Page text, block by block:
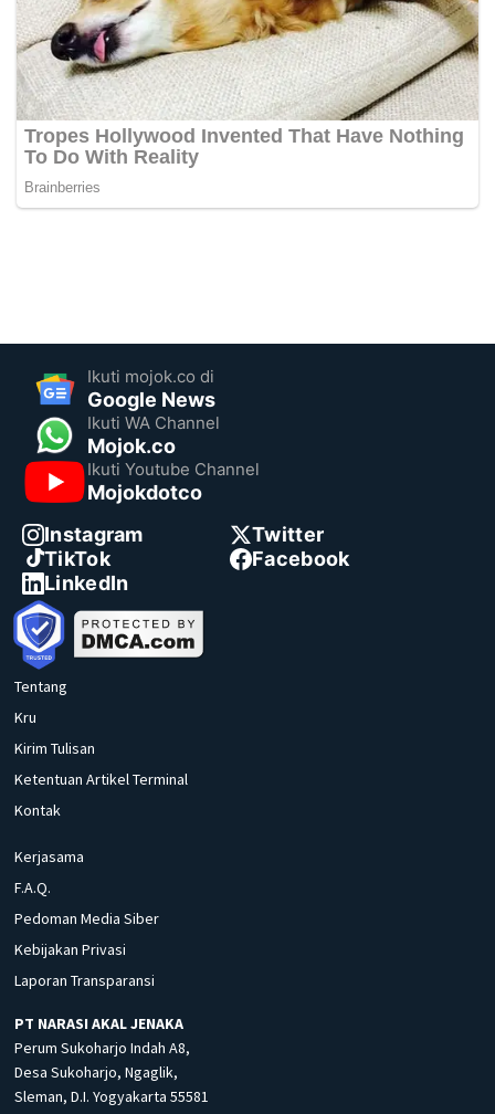
Ikuti mojok.co di
Google News
Ikuti WA Channel
Mojok.co
Ikuti Youtube Channel
Mojokdotco
Instagram
Twitter
TikTok
Facebook
LinkedIn
Tentang
Kru
Kirim Tulisan
Ketentuan Artikel Terminal
Kontak
Kerjasama
F.A.Q.
Pedoman Media Siber
Kebijakan Privasi
Laporan Transparansi
PT NARASI AKAL JENAKA
Perum Sukoharjo Indah A8,
Desa Sukoharjo, Ngaglik,
Sleman, D.I. Yogyakarta 55581